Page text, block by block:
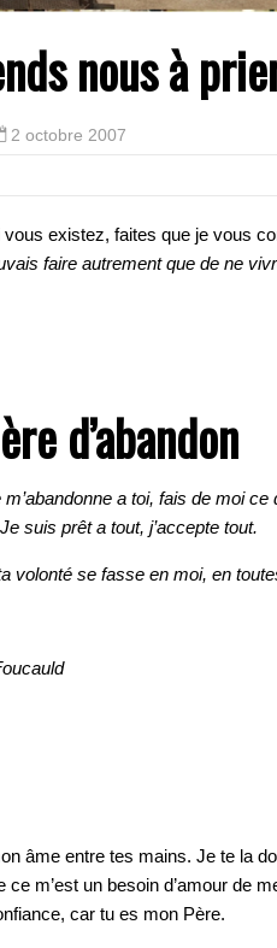
nous à
2 octobre 2007
vous existez, faites que je vous
faire autrement que de ne
d’abandon
a toi, fais de moi
suis prêt a tout, j’accepte tout.
volonté se fasse en moi, en
âme entre tes mains. Je te la
ce m’est un besoin d’amour de
car tu es mon Père.